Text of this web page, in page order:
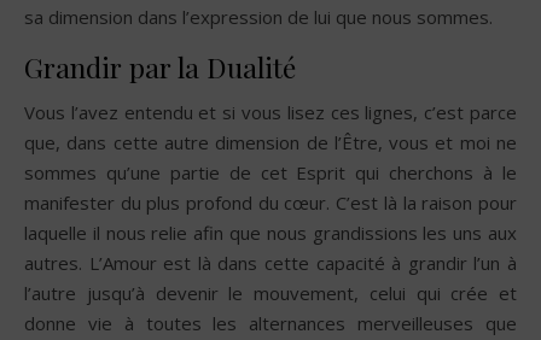
sa dimension dans l’expression de lui que nous sommes.
Grandir par la Dualité
Vous l’avez entendu et si vous lisez ces lignes, c’est parce
que, dans cette autre dimension de l’Être, vous et moi ne
sommes qu’une partie de cet Esprit qui cherchons à le
manifester du plus profond du cœur. C’est là la raison pour
laquelle il nous relie afin que nous grandissions les uns aux
autres. L’Amour est là dans cette capacité à grandir l’un à
l’autre jusqu’à devenir le mouvement, celui qui crée et
donne vie à toutes les alternances merveilleuses que